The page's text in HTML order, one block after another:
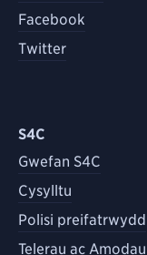
Facebook
Twitter
S4C
Gwefan S4C
Cysylltu
Polisi preifatrwydd
Telerau ac Amodau